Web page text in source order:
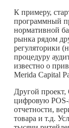
К примеру,
программный
нормативной
рынка рядом
регуляторики
процедуру
известно о
Merida Capital
Другой проект,
цифровую POS-
отчетности,
товара и т.д.